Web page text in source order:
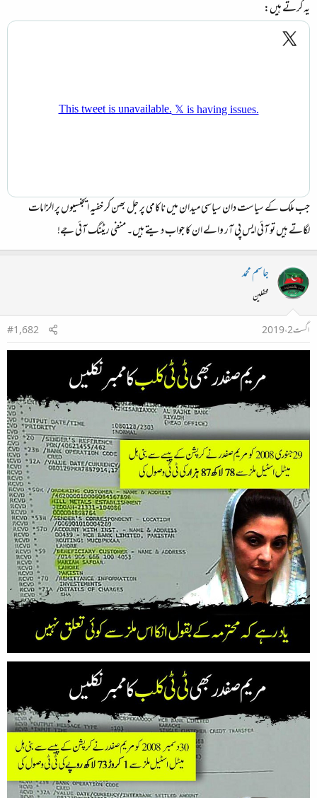
یہ کرتے ہیں:
جب ملک کے سیاست دان سیاسی میدان میں ناکامی پر جل بھن کر خفیہ ایجنسیوں پر الزامات
لگاتے ہیں تو آئی ایس پی آر والے ان کا جواب دیتے ہیں۔ منفی ریٹنگ آئی جے!
جاسم محمد
محفلین
اگست 2، 2019
#1,682